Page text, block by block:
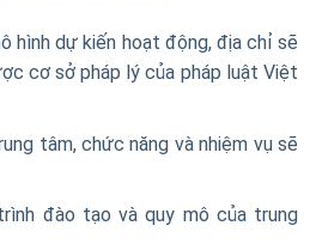
hình dự kiến hoạt động, địa chỉ sẽ
cơ sở pháp lý của pháp luật Việt
tâm, chức năng và nhiệm vụ sẽ
đào tạo và quy mô của trung